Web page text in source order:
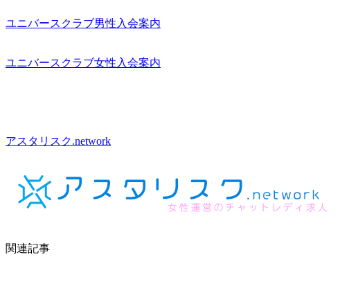
ユニバースクラブ男性入会案内
ユニバースクラブ女性入会案内
アスタリスク.network
関連記事